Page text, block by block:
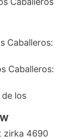
Caballeros:
Caballeros:
de los
zirka 4690